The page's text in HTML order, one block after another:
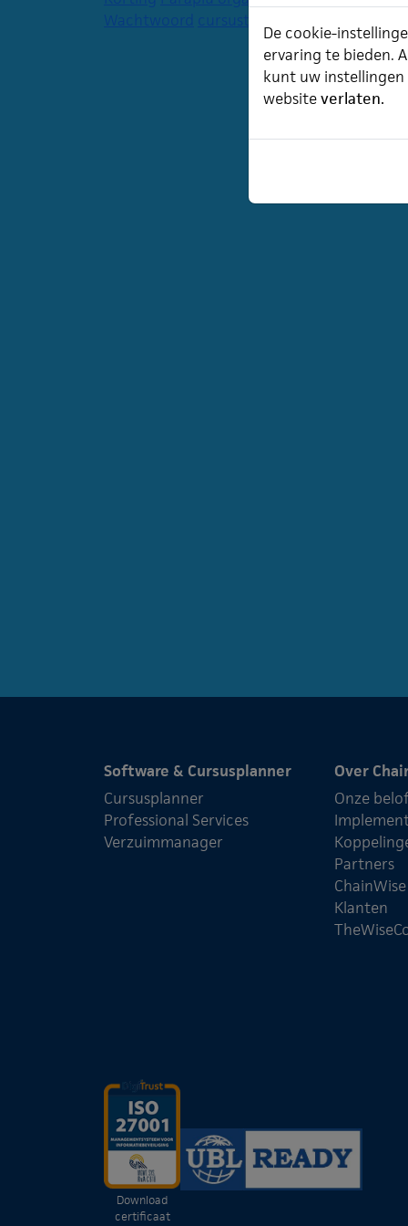
Wachtwoord
cursustijden
Software & Cursusplanner
Cursusplanner
Professional Services
Verzuimmanager
Over
Onze
Partners
Klanten
De cookie-
ervaring te bieden.
kunt uw
websiteverlaten.
Download
certificaat